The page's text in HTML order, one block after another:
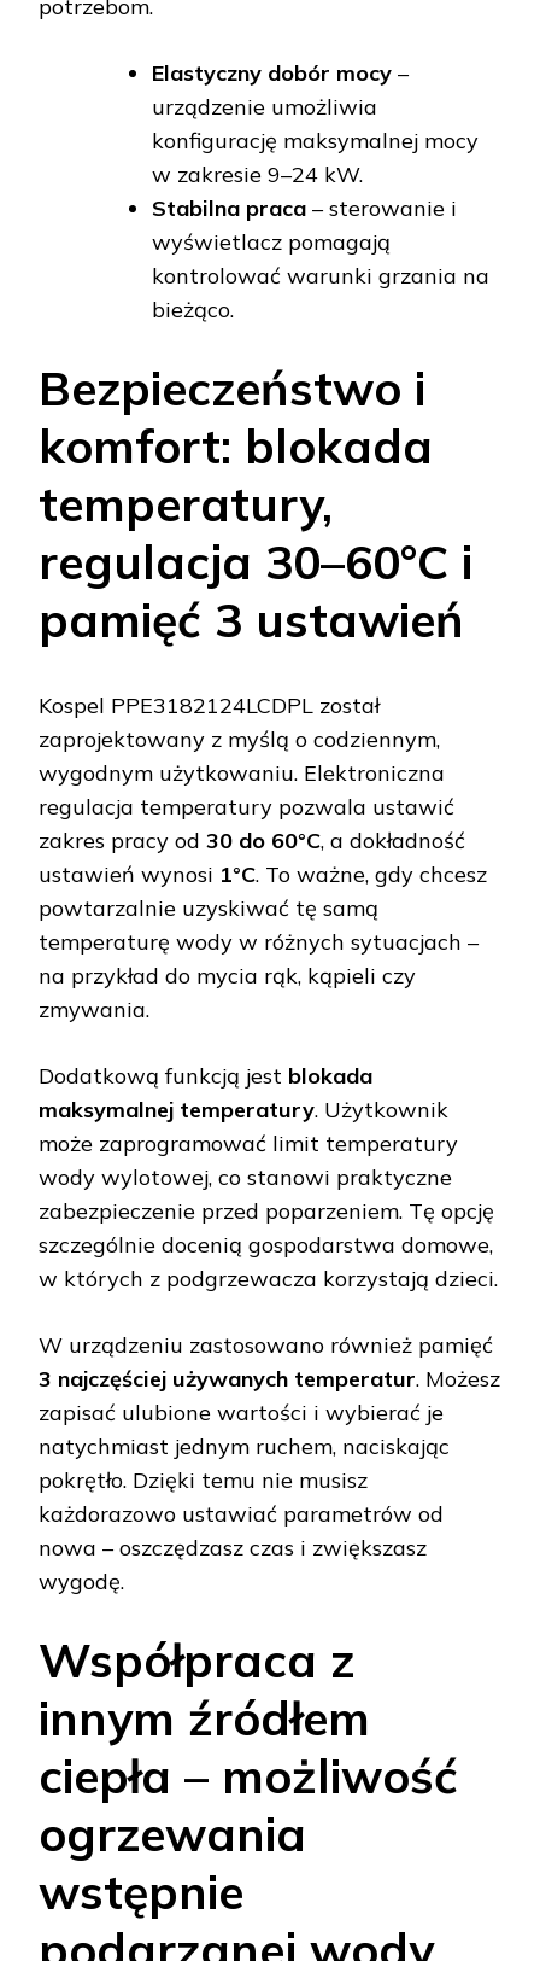
potrzebom.
Elastyczny dobór mocy –
urządzenie umożliwia
konfigurację maksymalnej mocy
w zakresie 9–24 kW.
Stabilna praca – sterowanie i
wyświetlacz pomagają
kontrolować warunki grzania na
bieżąco.
Bezpieczeństwo i
komfort: blokada
temperatury,
regulacja 30–60°C i
pamięć 3 ustawień
Kospel PPE3182124LCDPL został
zaprojektowany z myślą o codziennym,
wygodnym użytkowaniu. Elektroniczna
regulacja temperatury pozwala ustawić
zakres pracy od 30 do 60°C, a dokładność
ustawień wynosi 1°C. To ważne, gdy chcesz
powtarzalnie uzyskiwać tę samą
temperaturę wody w różnych sytuacjach –
na przykład do mycia rąk, kąpieli czy
zmywania.
Dodatkową funkcją jest blokada
maksymalnej temperatury. Użytkownik
może zaprogramować limit temperatury
wody wylotowej, co stanowi praktyczne
zabezpieczenie przed poparzeniem. Tę opcję
szczególnie docenią gospodarstwa domowe,
w których z podgrzewacza korzystają dzieci.
W urządzeniu zastosowano również pamięć
3 najczęściej używanych temperatur. Możesz
zapisać ulubione wartości i wybierać je
natychmiast jednym ruchem, naciskając
pokrętło. Dzięki temu nie musisz
każdorazowo ustawiać parametrów od
nowa – oszczędzasz czas i zwiększasz
wygodę.
Współpraca z
innym źródłem
ciepła – możliwość
ogrzewania
wstępnie
podgrzanej wody